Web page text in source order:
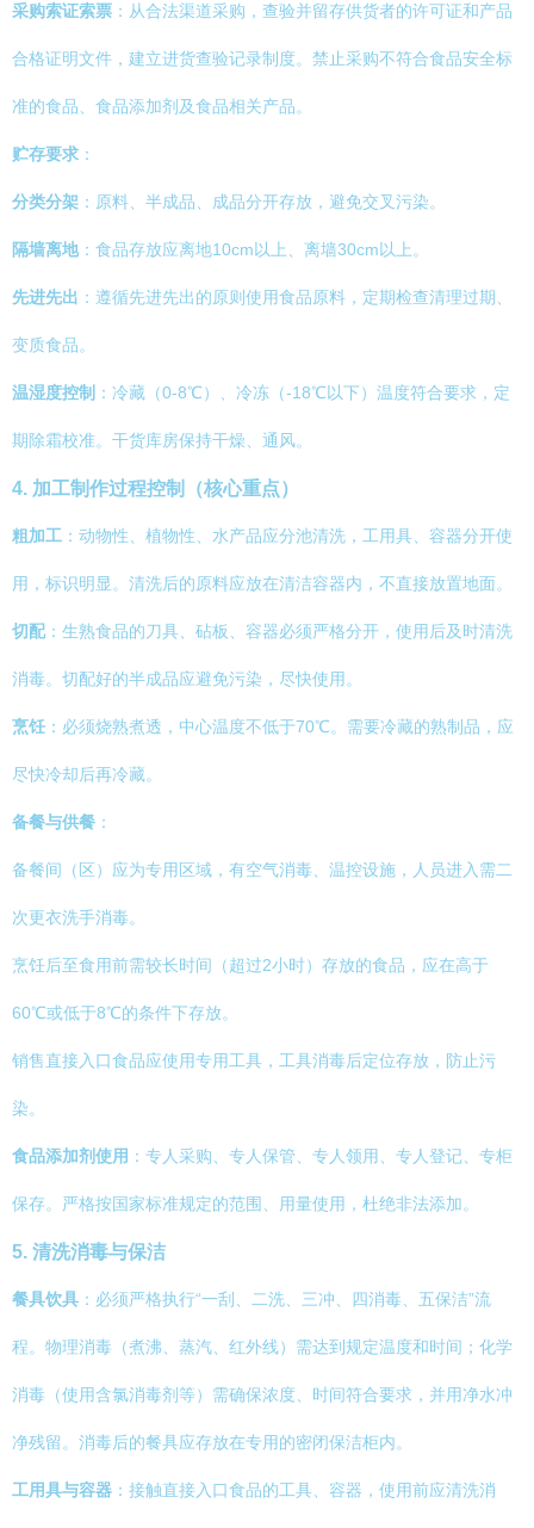
采购索证索票 ：从合法渠道采购，查验并留存供货者的许可证和产品
合格证明文件，建立进货查验记录制度。禁止采购不符合食品安全标
准的食品、食品添加剂及食品相关产品。
贮存要求 ：
分类分架 ：原料、半成品、成品分开存放，避免交叉污染。
隔墙离地：食品存放应离地10cm以上、离墙30cm以上。
先进先出 ：遵循先进先出的原则使用食品原料，定期检查清理过期、
变质食品。
温湿度控制 ：冷藏（0-8℃）、冷冻（-18℃以下）温度符合要求，定
期除霜校准。干货库房保持干燥、通风。
4. 加工制作过程控制（核心重点）
粗加工 ：动物性、植物性、水产品应分池清洗，工用具、容器分开使
用，标识明显。清洗后的原料应放在清洁容器内，不直接放置地面。
切配：生熟食品的刀具、砧板、容器必须严格分开，使用后及时清洗
消毒。切配好的半成品应避免污染，尽快使用。
烹饪 ：必须烧熟煮透，中心温度不低于70℃。需要冷藏的熟制品，应
尽快冷却后再冷藏。
备餐与供餐 ：
备餐间（区）应为专用区域，有空气消毒、温控设施，人员进入需二
次更衣洗手消毒。
烹饪后至食用前需较长时间（超过2小时）存放的食品，应在高于
60℃或低于8℃的条件下存放。
销售直接入口食品应使用专用工具，工具消毒后定位存放，防止污
染。
食品添加剂使用 ：专人采购、专人保管、专人领用、专人登记、专柜
保存。严格按国家标准规定的范围、用量使用，杜绝非法添加。
5. 清洗消毒与保洁
餐具饮具 ：必须严格执行“一刮、二洗、三冲、四消毒、五保洁”流
程。物理消毒（煮沸、蒸汽、红外线）需达到规定温度和时间；化学
消毒（使用含氯消毒剂等）需确保浓度、时间符合要求，并用净水冲
净残留。消毒后的餐具应存放在专用的密闭保洁柜内。
工用具与容器 ：接触直接入口食品的工具、容器，使用前应清洗消